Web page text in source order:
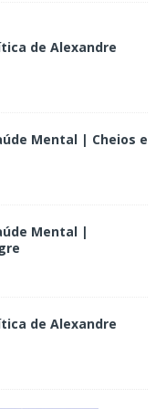
de Alexandre
Mental | Cheios e
Mental |
de Alexandre